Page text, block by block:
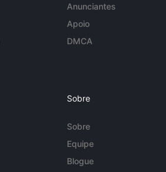
Anunciantes
Apoio
DMCA
Sobre
Sobre
Equipe
Blogue